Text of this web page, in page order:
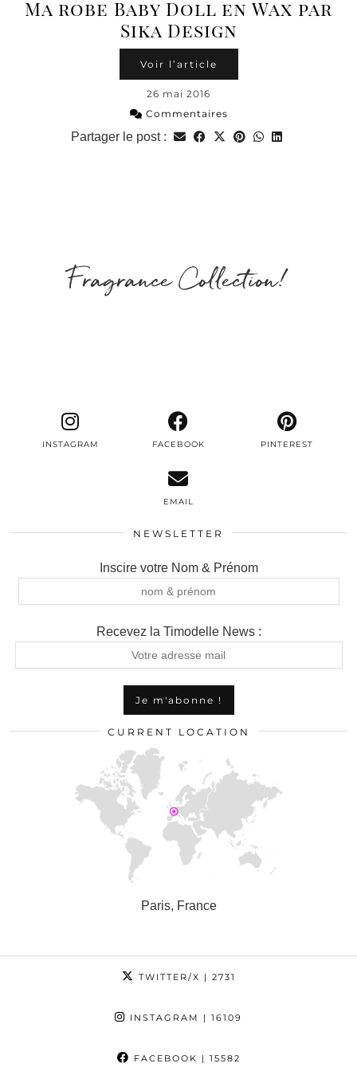
Ma robe Baby Doll en Wax par
Sika Design
Voir l’article
26 mai 2016
Commentaires
Partager le post :
Fragrance Collection!
INSTAGRAM FACEBOOK PINTEREST
EMAIL
NEWSLETTER
Inscire votre Nom & Prénom
Recevez la Timodelle News :
CURRENT LOCATION
Paris, France
TWITTER/X | 2731
INSTAGRAM | 16109
FACEBOOK | 15582